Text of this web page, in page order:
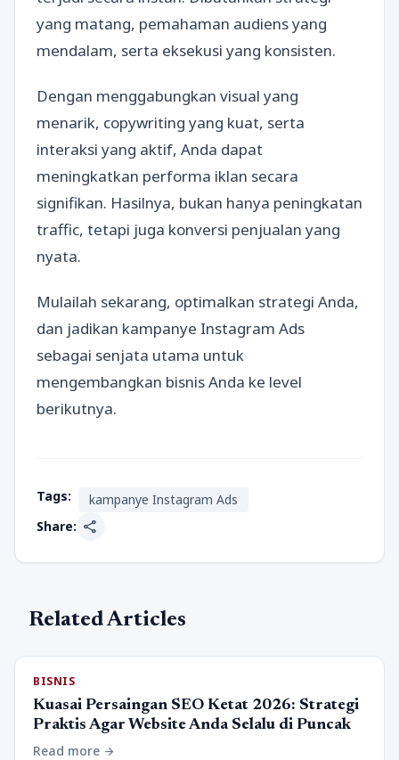
yang matang, pemahaman audiens yang
mendalam, serta eksekusi yang konsisten.
Dengan menggabungkan visual yang
menarik, copywriting yang kuat, serta
interaksi yang aktif, Anda dapat
meningkatkan performa iklan secara
signifikan. Hasilnya, bukan hanya peningkatan
traffic, tetapi juga konversi penjualan yang
nyata.
Mulailah sekarang, optimalkan strategi Anda,
dan jadikan kampanye Instagram Ads
sebagai senjata utama untuk
mengembangkan bisnis Anda ke level
berikutnya.
Tags:
kampanye Instagram Ads
Share: share
Related Articles
BISNIS
Kuasai Persaingan SEO Ketat 2026: Strategi
Praktis Agar Website Anda Selalu di Puncak
Read more arrow_forward